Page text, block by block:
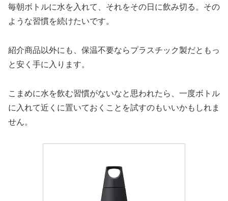
毎朝ボトルに水を入れて、それをその日に飲み切る。その
ような習慣を続けたいです。
紹介商品以外にも、保温不要ならプラスチック製だともっ
と安く手に入ります。
こまめに水を飲む習慣がないなと思われたら、一度ボトル
に入れて近くに置いておくことを試すのもいいかもしれま
せん。